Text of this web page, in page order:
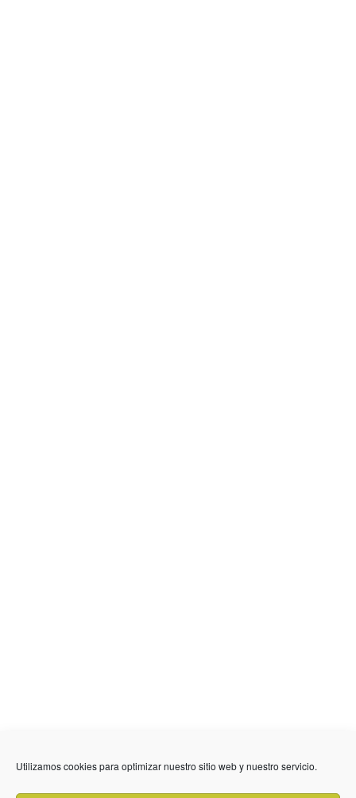
Utilizamos cookies para optimizar nuestro sitio web y nuestro servicio.
636 01 61 85
Fuente Palmera